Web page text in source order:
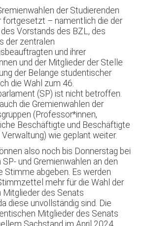
der Studierenden
fortgesetzt – namentlich die der
Vorstands des BZL, des
der zentralen
und ihrer
und der Mitglieder der Stelle
der Belange studentischer
die Wahl zum 46.
(SP) ist nicht betroffen.
die Gremienwahlen der
(Professor*innen,
Beschäftigte und Beschäftigte
Verwaltung) wie geplant weiter.
also noch bis Donnerstag bei
und Gremienwahlen an den
Stimme abgeben. Es werden
mehr für die Wahl der
des Senats
diese unvollständig sind. Die
Mitglieder des Senats
Sachstand im April 2024